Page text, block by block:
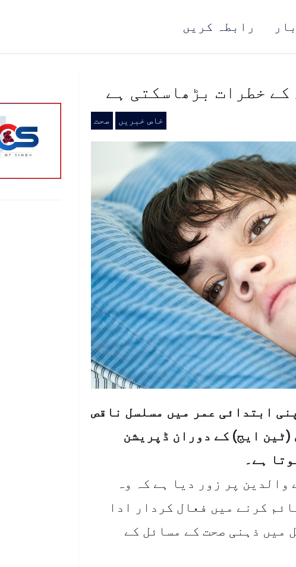
رابطہ کریں
خطرات بڑھاسکتی ہے
خاص خبریں صحت
ابتدائی عمر میں مسلسل ناقص
(ٹین ایج) کے دوران ڈپریشن
ہے۔
پر زور دیا ہے کہ وہ
کرنے میں فعال کردار ادا
میں ذہنی صحت کے مسائل کے